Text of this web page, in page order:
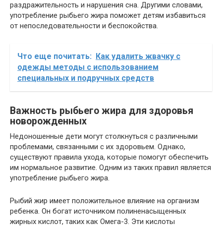
раздражительность и нарушения сна. Другими словами,
употребление рыбьего жира поможет детям избавиться
от непоследовательности и беспокойства.
Что еще почитать: Как удалить жвачку с
одежды методы с использованием
специальных и подручных средств
Важность рыбьего жира для здоровья
новорожденных
Недоношенные дети могут столкнуться с различными
проблемами, связанными с их здоровьем. Однако,
существуют правила ухода, которые помогут обеспечить
им нормальное развитие. Одним из таких правил является
употребление рыбьего жира.
Рыбий жир имеет положительное влияние на организм
ребенка. Он богат источником полиненасыщенных
жирных кислот, таких как Омега-3. Эти кислоты